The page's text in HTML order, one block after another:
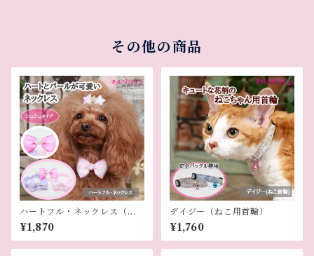
その他の商品
ハートフル・ネックレス（犬
用ネックレス）
¥1,870
デイジー（ねこ用首輪）
¥1,760